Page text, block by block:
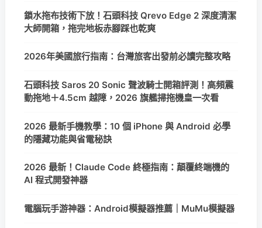
鎖水拖布技術下放！石頭科技 Qrevo Edge 2 深度清潔
大師開箱，拖完地板赤腳踩也乾爽
2026年美國旅行指南：台灣旅客出發前必讀完整攻略
石頭科技 Saros 20 Sonic 聲波騎士開箱評測！高頻震
動拖地＋4.5cm 越障，2026 旗艦掃拖機皇一次看
2026 最新手機教學：10 個 iPhone 與 Android 必學
的隱藏功能與省電秘訣
2026 最新！Claude Code 終極指南：顛覆終端機的
AI 程式開發神器
電腦玩手游神器：Android模擬器推薦｜MuMu模擬器